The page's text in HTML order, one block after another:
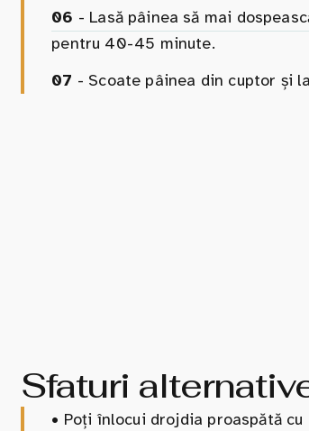
06 - Lasă pâinea să mai
pentru 40-45 minute.
07 - Scoate pâinea din cuptor și
Sfaturi
• Poți înlocui drojdia proaspătă